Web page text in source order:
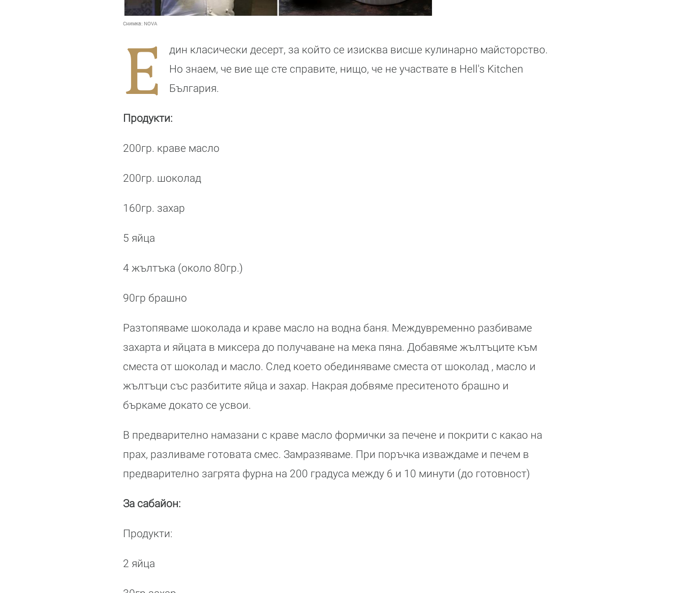
Снимка: NOVA
Е
дин класически десерт, за който се изисква висше кулинарно майсторство.
Но знаем, че вие ще сте справите, нищо, че не участвате в Hell's Kitchen
България.
Продукти:
200гр. краве масло
200гр. шоколад
160гр. захар
5 яйца
4 жълтъка (около 80гр.)
90гр брашно
Разтопяваме шоколада и краве масло на водна баня. Междувременно разбиваме
захарта и яйцата в миксера до получаване на мека пяна. Добавяме жълтъците към
сместа от шоколад и масло. След което обединяваме сместа от шоколад , масло и
жълтъци със разбитите яйца и захар. Накрая добвяме преситеното брашно и
бъркаме докато се усвои.
В предварително намазани с краве масло формички за печене и покрити с какао на
прах, разливаме готовата смес. Замразяваме. При поръчка изваждаме и печем в
предварително загрята фурна на 200 градуса между 6 и 10 минути (до готовност)
За сабайон:
Продукти:
2 яйца